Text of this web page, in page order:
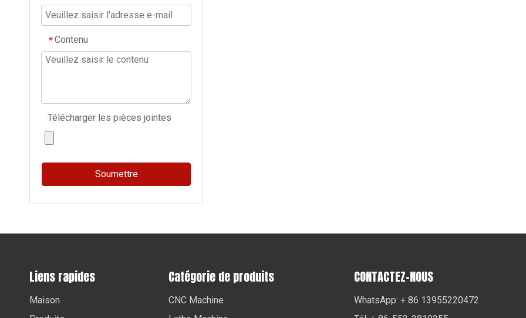
* Contenu
Télécharger les pièces jointes
Soumettre
Liens rapides
Maison
Catégorie de produits
CNC Machine
CONTACTEZ-NOUS
WhatsApp: + 86 13955220472